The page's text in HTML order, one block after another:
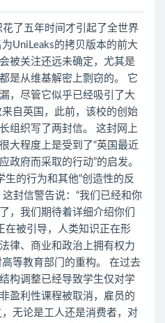
花了五年时间才引起了全世界
UniLeaks的拷贝版本的前大
被关注还远未确定，尤其是
是从维基解密上剽窃的。 它
，尽管它似乎已经吸引了大
自英国，此前，该校的创始
组织写了两封信。 这封网上
大程度上是受到了“英国最近
政府而采取的行动”的启发。
的行为和其他“创造性的反
封信警告说：“我们已经和你
，我们期待着详细介绍你们
在被引导，人类知识正在形
律、商业和政治上拥有权力
等教育部门的重构。 在过去
构调整已经导致学生仅对学
盈利性课程被取消，雇员的
无论是工人还是消费者，对